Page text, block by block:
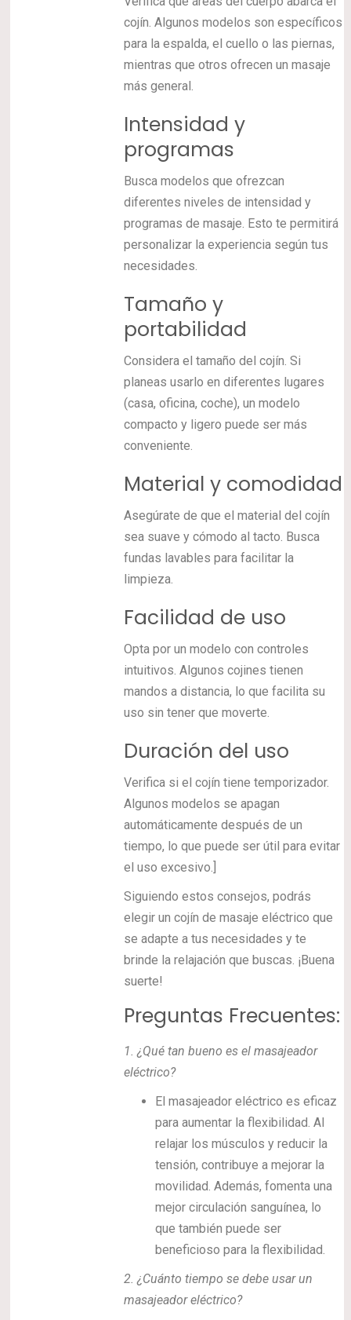
cojín. Algunos modelos son específicos
para la espalda, el cuello o las piernas,
mientras que otros ofrecen un masaje
más general.
Intensidad y
programas
Busca modelos que ofrezcan
diferentes niveles de intensidad y
programas de masaje. Esto te permitirá
personalizar la experiencia según tus
necesidades.
Tamaño y
portabilidad
Considera el tamaño del cojín. Si
planeas usarlo en diferentes lugares
(casa, oficina, coche), un modelo
compacto y ligero puede ser más
conveniente.
Material y comodidad
Asegúrate de que el material del cojín
sea suave y cómodo al tacto. Busca
fundas lavables para facilitar la
limpieza.
Facilidad de uso
Opta por un modelo con controles
intuitivos. Algunos cojines tienen
mandos a distancia, lo que facilita su
uso sin tener que moverte.
Duración del uso
Verifica si el cojín tiene temporizador.
Algunos modelos se apagan
automáticamente después de un
tiempo, lo que puede ser útil para evitar
el uso excesivo.]
Siguiendo estos consejos, podrás
elegir un cojín de masaje eléctrico que
se adapte a tus necesidades y te
brinde la relajación que buscas. ¡Buena
suerte!
Preguntas Frecuentes:
1.¿Qué tan bueno es el masajeador
eléctrico?
El masajeador eléctrico es eficaz
para aumentar la flexibilidad. Al
relajar los músculos y reducir la
tensión, contribuye a mejorar la
movilidad. Además, fomenta una
mejor circulación sanguínea, lo
que también puede ser
beneficioso para la flexibilidad.
2.¿Cuánto tiempo se debe usar un
masajeador eléctrico?